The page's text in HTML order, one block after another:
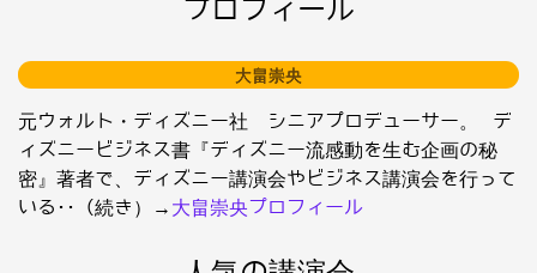
プロフィール
大畠崇央
元ウォルト・ディズニー社 シニアプロデューサー。 デ
ィズニービジネス書『ディズニー流感動を生む企画の秘
密』著者で、ディズニー講演会やビジネス講演会を行って
いる･･（続き）→ 大畠崇央プロフィール